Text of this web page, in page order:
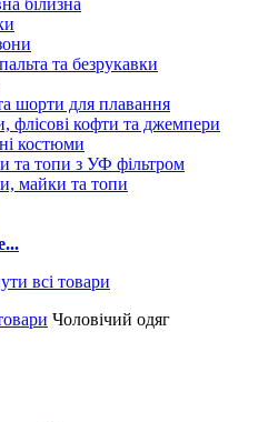
білизна
та безрукавки
шорти для плавання
флісові кофти та джемпери
костюми
та топи з УФ фільтром
майки та топи
Чоловічий одяг